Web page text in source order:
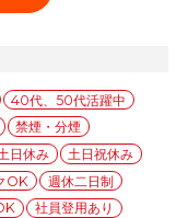
40代、50代活躍中
禁煙・分煙
日休み
土日祝休み
OK
週休二日制
社員登用あり